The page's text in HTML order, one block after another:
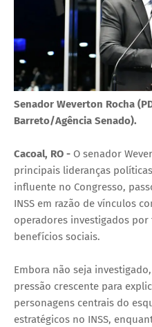
Senador Weverton Rocha
Barreto/Agência Senado).
Cacoal, RO - O senador
principais lideranças
influente no Congresso,
INSS em razão de vínculos
operadores investigados
benefícios sociais.
Embora não seja
pressão crescente para
personagens centrais do
estratégicos no INSS,